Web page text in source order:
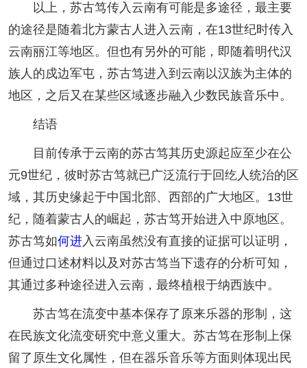
以上，苏古笃传入云南有可能是多途径，最主要
的途径是随着北方蒙古人进入云南，在13世纪时传入
云南丽江等地区。但也有另外的可能，即随着明代汉
族人的戍边军屯，苏古笃进入到云南以汉族为主体的
地区，之后又在某些区域逐步融入少数民族音乐中。
结语
目前传承于云南的苏古笃其历史源起应至少在公
元9世纪，彼时苏古笃就已广泛流行于回纥人统治的区
域，其历史缘起于中国北部、西部的广大地区。13世
纪，随着蒙古人的崛起，苏古笃开始进入中原地区。
苏古笃如何进入云南虽然没有直接的证据可以证明，
但通过口述材料以及对苏古笃当下遗存的分析可知，
其通过多种途径进入云南，最终植根于纳西族中。
苏古笃在流变中基本保存了原来乐器的形制，这
在民族文化流变研究中意义重大。苏古笃在形制上保
留了原生文化属性，但在器乐音乐等方面则体现出民